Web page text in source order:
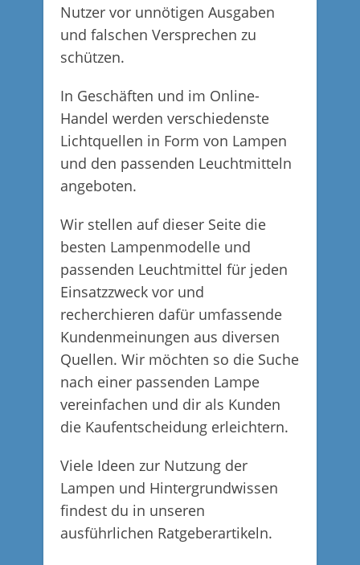
Nutzer vor unnötigen Ausgaben
und falschen Versprechen zu
schützen.
In Geschäften und im Online-
Handel werden verschiedenste
Lichtquellen in Form von Lampen
und den passenden Leuchtmitteln
angeboten.
Wir stellen auf dieser Seite die
besten Lampenmodelle und
passenden Leuchtmittel für jeden
Einsatzzweck vor und
recherchieren dafür umfassende
Kundenmeinungen aus diversen
Quellen. Wir möchten so die Suche
nach einer passenden Lampe
vereinfachen und dir als Kunden
die Kaufentscheidung erleichtern.
Viele Ideen zur Nutzung der
Lampen und Hintergrundwissen
findest du in unseren
ausführlichen Ratgeberartikeln.